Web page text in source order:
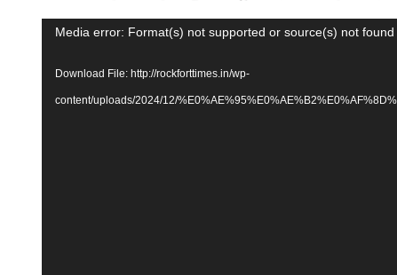
Video
Media error: Format(s) not supported or source(s) not found
Download File: http://rockforttimes.in/wp-
content/uploads/2024/12/